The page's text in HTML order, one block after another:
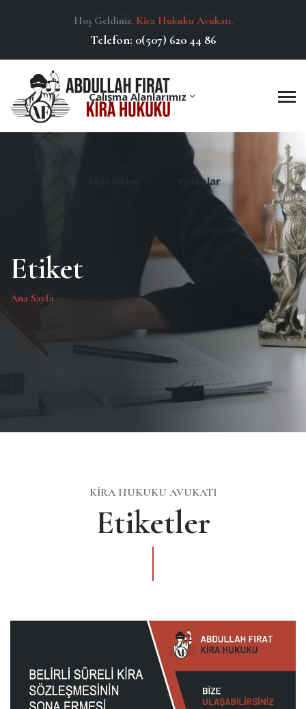
Hoş Geldiniz. Kira Hukuku Avukatı.
Telefon: 0(507) 620 44 86
Çalışma Alanlarımız
Videolar
Etiket
Ana Sayfa
KIRA HUKUKU AVUKATI
Etiketler